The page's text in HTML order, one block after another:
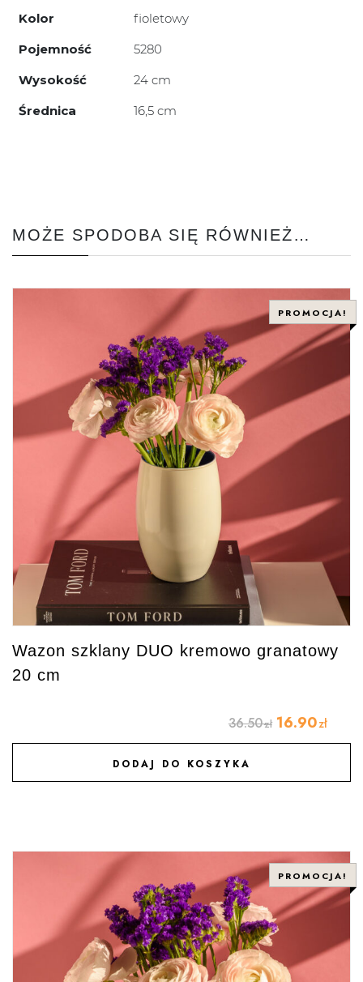
Kolor
fioletowy
Pojemność
5280
Wysokość
24 cm
Średnica
16,5 cm
MOŻE SPODOBA SIĘ RÓWNIEŻ…
PROMOCJA!
Wazon szklany DUO kremowo granatowy
20 cm
36.50zł 16.90zł
DODAJ DO KOSZYKA
DODAJ DO ULUBIONYCH
PROMOCJA!